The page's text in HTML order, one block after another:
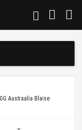
Austraalia Blaise